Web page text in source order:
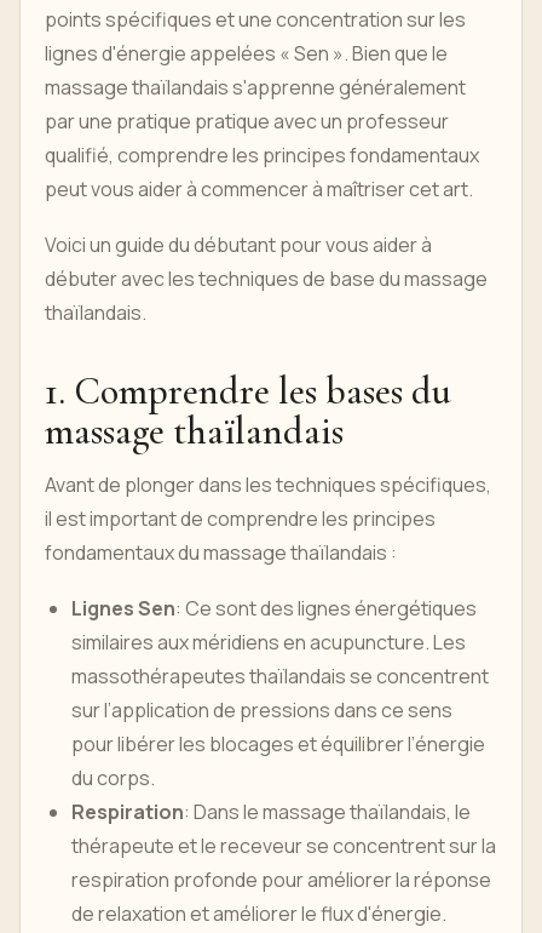
points spécifiques et une concentration sur les
lignes d'énergie appelées « Sen ». Bien que le
massage thaïlandais s'apprenne généralement
par une pratique pratique avec un professeur
qualifié, comprendre les principes fondamentaux
peut vous aider à commencer à maîtriser cet art.
Voici un guide du débutant pour vous aider à
débuter avec les techniques de base du massage
thaïlandais.
1. Comprendre les bases du
massage thaïlandais
Avant de plonger dans les techniques spécifiques,
il est important de comprendre les principes
fondamentaux du massage thaïlandais :
Lignes Sen: Ce sont des lignes énergétiques
similaires aux méridiens en acupuncture. Les
massothérapeutes thaïlandais se concentrent
sur l’application de pressions dans ce sens
pour libérer les blocages et équilibrer l’énergie
du corps.
Respiration: Dans le massage thaïlandais, le
thérapeute et le receveur se concentrent sur la
respiration profonde pour améliorer la réponse
de relaxation et améliorer le flux d'énergie.